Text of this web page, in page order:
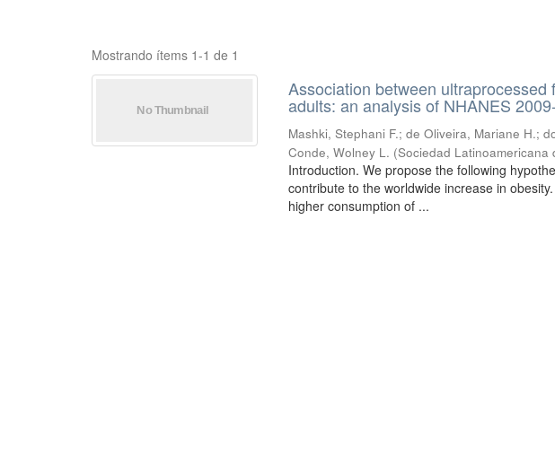
Mostrando ítems 1-1 de 1
Association between
adults: an analysis of NHANES
Mashki, Stephani F.;de Oliveira, Mariane H.;
Conde, Wolney L. (Sociedad Latinoamericana
Introduction. We propose the following
contribute to the worldwide increase in
higher consumption of ...